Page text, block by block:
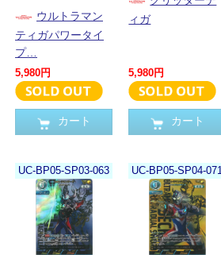
ウルトラマン
ティガパワータイ
プ…
5,980円
カート
ィガ
5,980円
カート
UC-BP05-SP03-063 UC-BP05-SP04-071